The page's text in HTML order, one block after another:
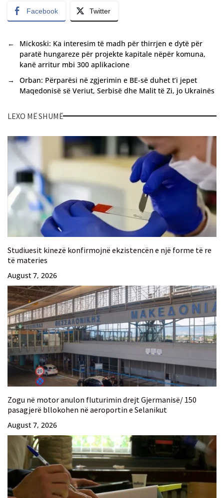
Facebook Twitter
←
Mickoski: Ka interesim të madh për thirrjen e dytë për
paratë hungareze për projekte kapitale nëpër komuna,
kanë arritur mbi 300 aplikacione
→
Orban: Përparësi në zgjerimin e BE-së duhet t’i jepet
Maqedonisë së Veriut, Serbisë dhe Malit të Zi, jo Ukrainës
LEXO MË SHUMË
Studiuesit kinezë konfirmojnë ekzistencën e një forme të re
të materies
August 7, 2026
Zogu në motor anulon fluturimin drejt Gjermanisë/ 150
pasagjerë bllokohen në aeroportin e Selanikut
August 7, 2026